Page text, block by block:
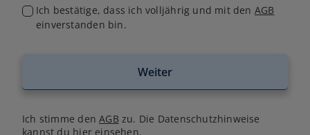
Ich bestätige, dass ich volljährig und mit den AGB
einverstanden bin.
Weiter
Ich stimme denAGB zu. Die Datenschutzhinweise
kannst du hiereinsehen.